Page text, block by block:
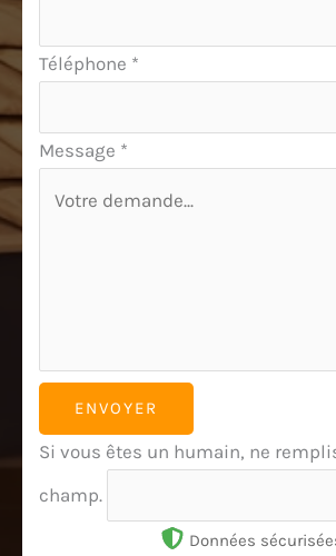
Téléphone *
Message *
ENVOYER
Si vous êtes un humain, ne
champ.
Données